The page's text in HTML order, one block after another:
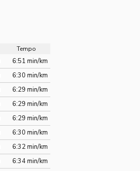
Tempo
6:51 min/km
6:30 min/km
6:29 min/km
6:29 min/km
6:29 min/km
6:30 min/km
6:32 min/km
6:34 min/km